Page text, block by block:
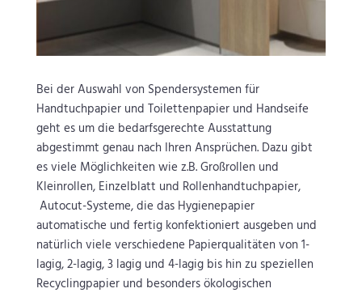
Bei der Auswahl von Spendersystemen für
Handtuchpapier und Toilettenpapier und Handseife
geht es um die bedarfsgerechte Ausstattung
abgestimmt genau nach Ihren Ansprüchen. Dazu gibt
es viele Möglichkeiten wie z.B. Großrollen und
Kleinrollen, Einzelblatt und Rollenhandtuchpapier,
Autocut-Systeme, die das Hygienepapier
automatische und fertig konfektioniert ausgeben und
natürlich viele verschiedene Papierqualitäten von 1-
lagig, 2-lagig, 3 lagig und 4-lagig bis hin zu speziellen
Recyclingpapier und besonders ökologischen